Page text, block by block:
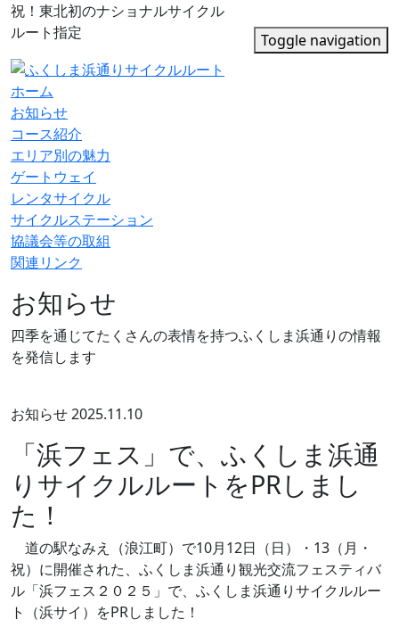
祝！東北初のナショナルサイクル
ルート指定
Toggle navigation
ホーム
お知らせ
コース紹介
エリア別の魅力
ゲートウェイ
レンタサイクル
サイクルステーション
協議会等の取組
関連リンク
お知らせ
四季を通じてたくさんの表情を持つふくしま浜通りの情報
を発信します
お知らせ2025.11.10
「浜フェス」で、ふくしま浜通
りサイクルルートをPRしまし
た！
道の駅なみえ（浪江町）で10月12日（日）・13（月・
祝）に開催された、ふくしま浜通り観光交流フェスティバ
ル「浜フェス２０２５」で、ふくしま浜通りサイクルルー
ト（浜サイ）をPRしました！